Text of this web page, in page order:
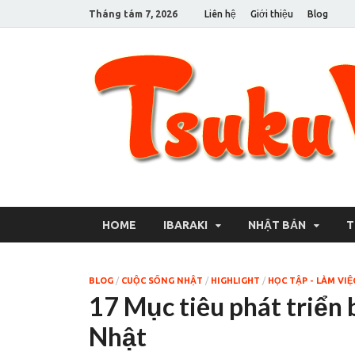
Tháng tám 7, 2026 Liên hệ Giới thiệu Blog
HOME IBARAKI NHẬT BẢN
BLOG / CUỘC SỐNG NHẬT / HIGHLIGHT / HỌC TẬP - LÀM
17 Mục tiêu phát triển
Nhật